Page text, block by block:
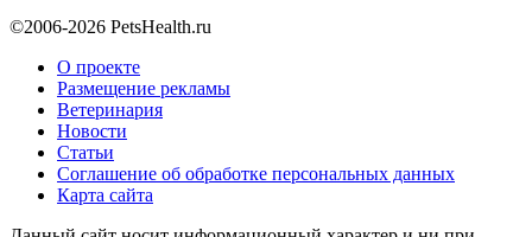
©2006-2026 PetsHealth.ru
О проекте
Размещение рекламы
Ветеринария
Новости
Статьи
Соглашение об обработке персональных данных
Карта сайта